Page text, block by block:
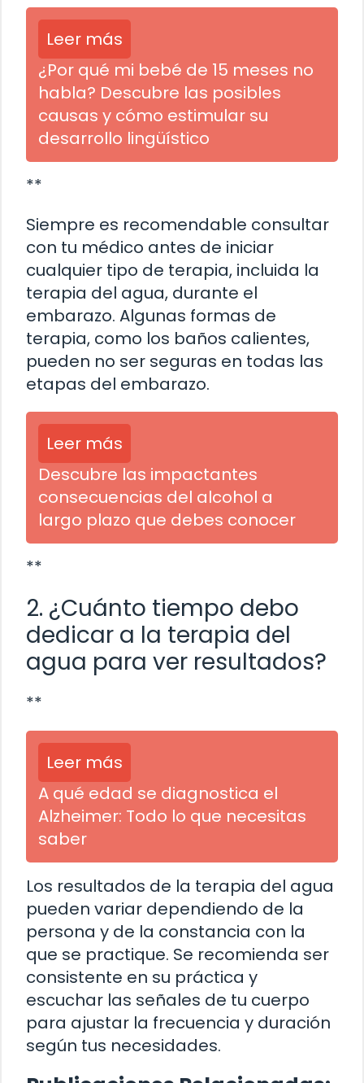
Leer más
¿Por qué mi bebé de 15 meses no
habla? Descubre las posibles
causas y cómo estimular su
desarrollo lingüístico
**
Siempre es recomendable consultar
con tu médico antes de iniciar
cualquier tipo de terapia, incluida la
terapia del agua, durante el
embarazo. Algunas formas de
terapia, como los baños calientes,
pueden no ser seguras en todas las
etapas del embarazo.
Leer más
Descubre las impactantes
consecuencias del alcohol a
largo plazo que debes conocer
**
2. ¿Cuánto tiempo debo
dedicar a la terapia del
agua para ver resultados?
**
Leer más
A qué edad se diagnostica el
Alzheimer: Todo lo que necesitas
saber
Los resultados de la terapia del agua
pueden variar dependiendo de la
persona y de la constancia con la
que se practique. Se recomienda ser
consistente en su práctica y
escuchar las señales de tu cuerpo
para ajustar la frecuencia y duración
según tus necesidades.